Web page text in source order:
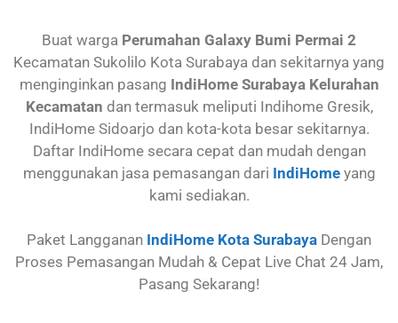
Buat warga Perumahan Galaxy Bumi Permai 2
Kecamatan Sukolilo Kota Surabaya dan sekitarnya yang
menginginkan pasang IndiHome Surabaya Kelurahan
Kecamatan dan termasuk meliputi Indihome Gresik,
IndiHome Sidoarjo dan kota-kota besar sekitarnya.
Daftar IndiHome secara cepat dan mudah dengan
menggunakan jasa pemasangan dari IndiHome yang
kami sediakan.
Paket Langganan IndiHome Kota Surabaya Dengan
Proses Pemasangan Mudah & Cepat Live Chat 24 Jam,
Pasang Sekarang!